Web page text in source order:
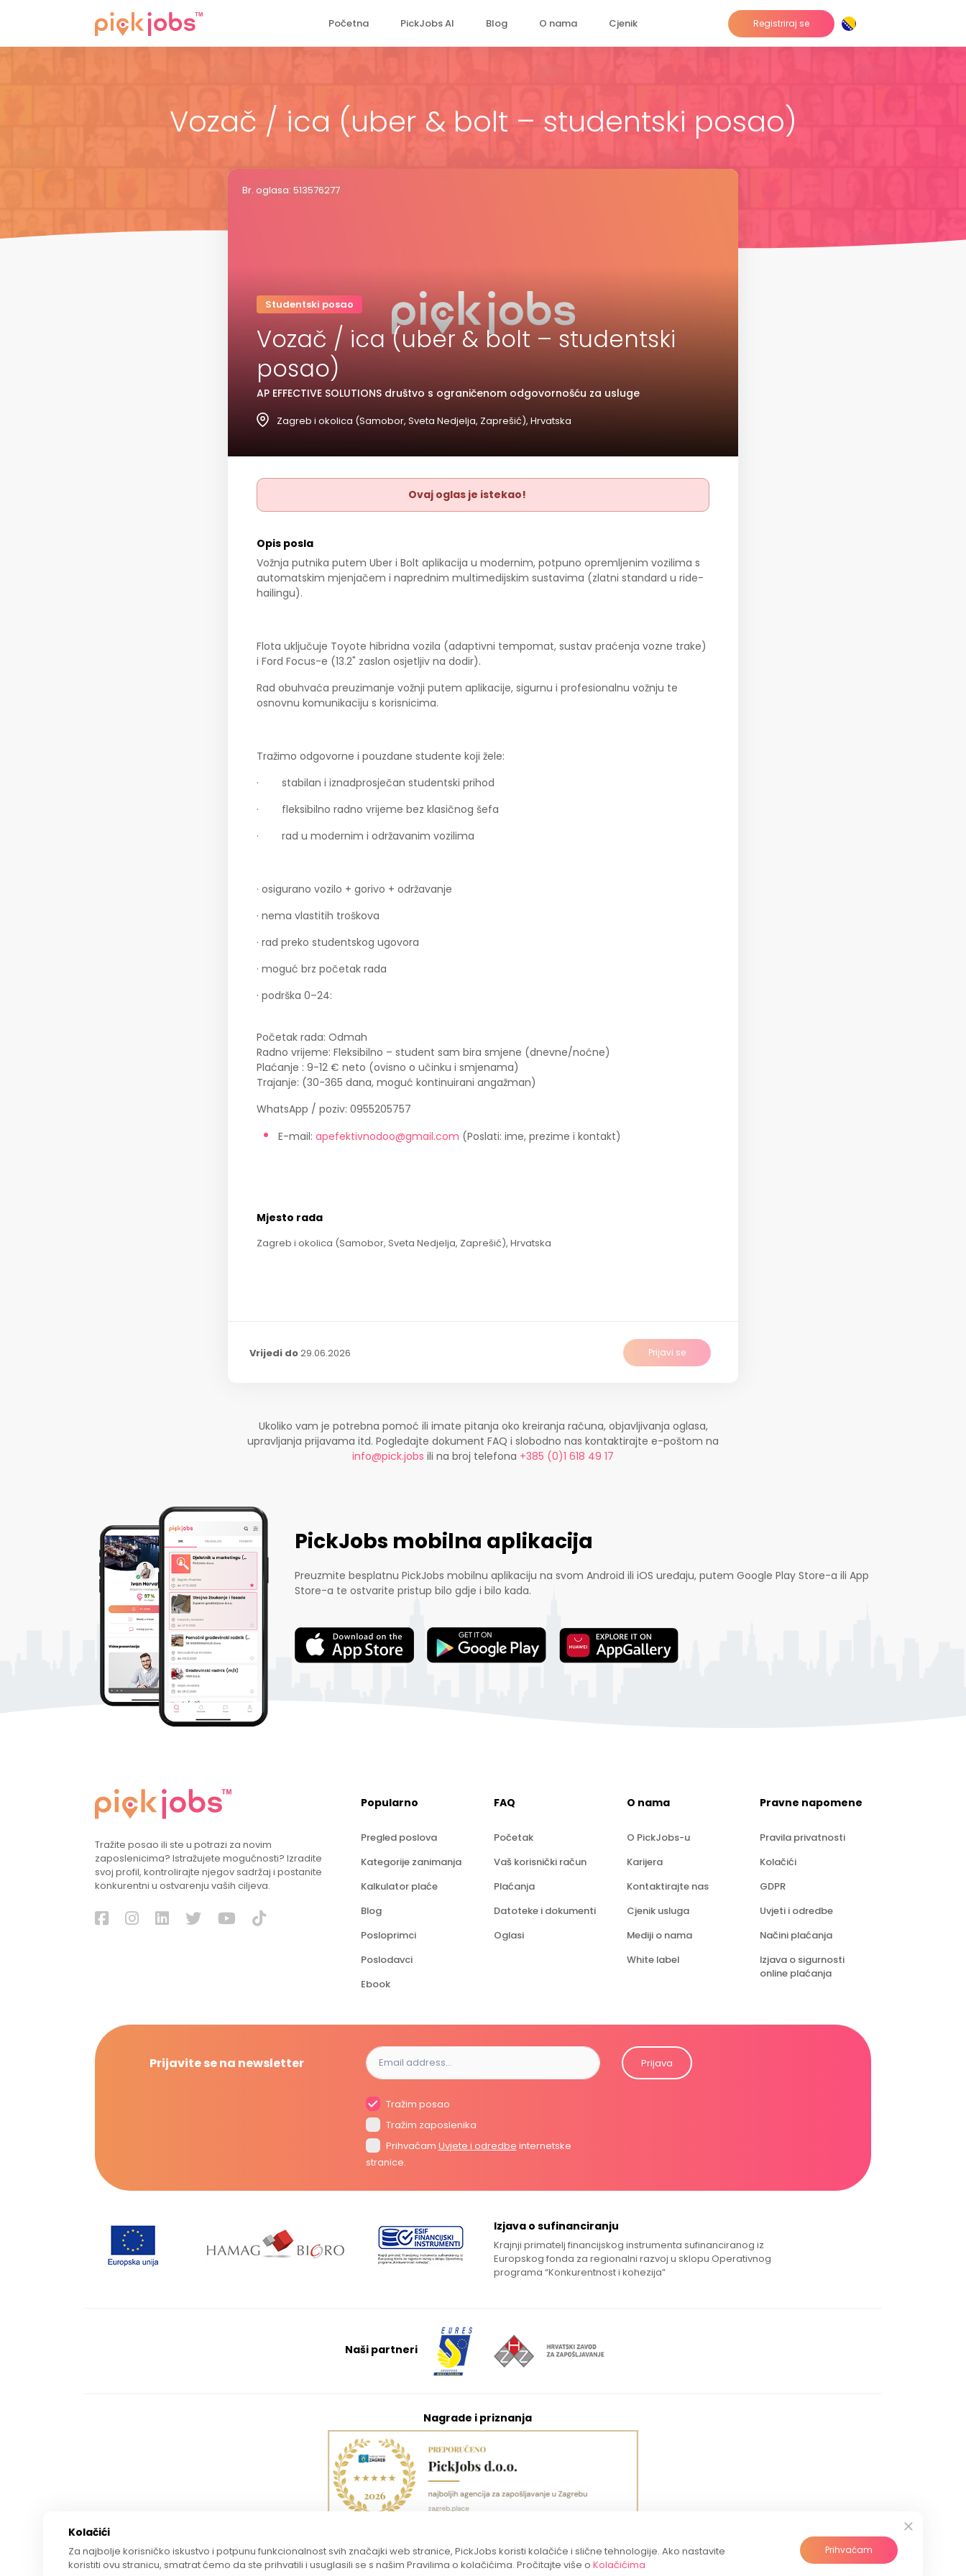
Početna PickJobs AI Blog O nama Cjenik Registriraj se
Vozač / ica (uber & bolt – studentski posao)
Br. oglasa: 513576277
Studentski posao
Vozač / ica (uber & bolt – studentski
posao)
AP EFFECTIVE SOLUTIONS društvo s ograničenom odgovornošću za usluge
Zagreb i okolica (Samobor, Sveta Nedjelja, Zaprešić), Hrvatska
Ovaj oglas je istekao!
Opis posla
Vožnja putnika putem Uber i Bolt aplikacija u modernim, potpuno opremljenim vozilima s
automatskim mjenjačem i naprednim multimedijskim sustavima (zlatni standard u ride-
hailingu).
Flota uključuje Toyote hibridna vozila (adaptivni tempomat, sustav praćenja vozne trake)
i Ford Focus-e (13.2" zaslon osjetljiv na dodir).
Rad obuhvaća preuzimanje vožnji putem aplikacije, sigurnu i profesionalnu vožnju te
osnovnu komunikaciju s korisnicima.
Tražimo odgovorne i pouzdane studente koji žele:
· stabilan i iznadprosječan studentski prihod
· fleksibilno radno vrijeme bez klasičnog šefa
· rad u modernim i održavanim vozilima
· osigurano vozilo + gorivo + održavanje
· nema vlastitih troškova
· rad preko studentskog ugovora
· moguć brz početak rada
· podrška 0–24:
Početak rada: Odmah
Radno vrijeme: Fleksibilno – student sam bira smjene (dnevne/noćne)
Plaćanje : 9-12 € neto (ovisno o učinku i smjenama)
Trajanje: (30-365 dana, moguć kontinuirani angažman)
WhatsApp / poziv: 0955205757
E-mail: apefektivnodoo@gmail.com (Poslati: ime, prezime i kontakt)
Mjesto rada
Zagreb i okolica (Samobor, Sveta Nedjelja, Zaprešić), Hrvatska
Vrijedi do29.06.2026 Prijavi se
Ukoliko vam je potrebna pomoć ili imate pitanja oko kreiranja računa, objavljivanja oglasa,
upravljanja prijavama itd. Pogledajte dokument FAQ i slobodno nas kontaktirajte e-poštom na
info@pick.jobs ili na broj telefona +385 (0)1 618 49 17
PickJobs mobilna aplikacija
Preuzmite besplatnu PickJobs mobilnu aplikaciju na svom Android ili iOS uređaju, putem Google Play Store-a ili App
Store-a te ostvarite pristup bilo gdje i bilo kada.
Tražite posao ili ste u potrazi za novim
zaposlenicima? Istražujete mogućnosti? Izradite
svoj profil, kontrolirajte njegov sadržaj i postanite
konkurentni u ostvarenju vaših ciljeva.
Popularno
Pregled poslova
Kategorije zanimanja
Kalkulator plaće
Blog
Posloprimci
Poslodavci
Ebook
FAQ
Početak
Vaš korisnički račun
Plaćanja
Datoteke i dokumenti
Oglasi
O nama
O PickJobs-u
Karijera
Kontaktirajte nas
Cjenik usluga
Mediji o nama
White label
Pravne napomene
Pravila privatnosti
Kolačići
GDPR
Uvjeti i odredbe
Načini plaćanja
Izjava o sigurnosti
online plaćanja
Prijavite se na newsletter
Tražim posao
Tražim zaposlenika
Prihvaćam Uvjete i odredbe internetske
stranice.
Prijava
Izjava o sufinanciranju
Krajnji primatelj financijskog instrumenta sufinanciranog iz
Europskog fonda za regionalni razvoj u sklopu Operativnog
programa “Konkurentnost i kohezija”
Naši partneri
Nagrade i priznanja
Kolačići
Za najbolje korisničko iskustvo i potpunu funkcionalnost svih značajki web stranice, PickJobs koristi kolačiće i slične tehnologije. Ako nastavite
koristiti ovu stranicu, smatrat ćemo da ste prihvatili i usuglasili se s našim Pravilima o kolačićima. Pročitajte više o Kolačićima
Prihvaćam